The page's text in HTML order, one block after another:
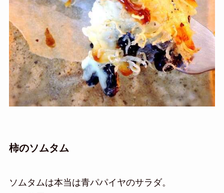
柿のソムタム
ソムタムは本当は青パパイヤのサラダ。